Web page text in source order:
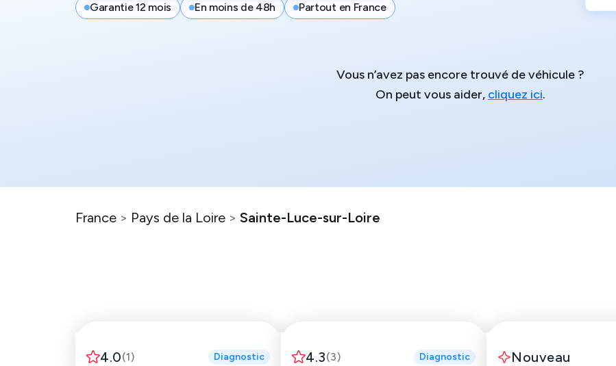
Garantie 12 mois En moins de 48h Partout en France
Vous n’avez pas encore trouvé de véhicule ?
On peut vous aider, cliquez ici.
France > Pays de la Loire > Sainte-Luce-sur-Loire
4.0(1) Diagnostic 4.3(3) Diagnostic Nouveau